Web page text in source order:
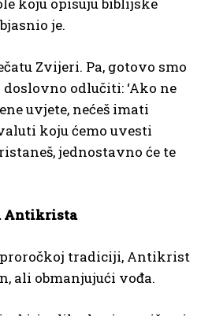
koju opisuju biblijske
je.
Zvijeri. Pa, gotovo smo
odlučiti: ‘Ako ne
uvjete, nećeš imati
koju ćemo uvesti
jednostavno će te
Antikrista
tradiciji, Antikrist
ali obmanjujući vođa.